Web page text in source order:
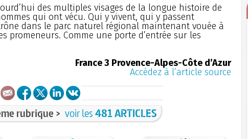
des multiples visages de la longue histoire de
qui ont vécu. Qui y vivent, qui y passent
dans le parc naturel régional maintenant vouée à
promeneurs. Comme une porte d’entrée sur les
France 3 Provence-Alpes-Côte d’Azur
Accédez à l’article source
rubrique > voir les481 ARTICLES